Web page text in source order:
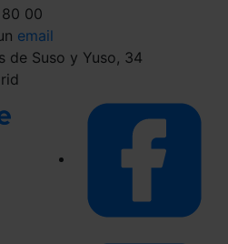
80 00
email
de Suso y Yuso, 34